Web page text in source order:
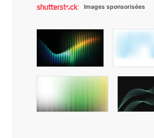
Images sponsorisées